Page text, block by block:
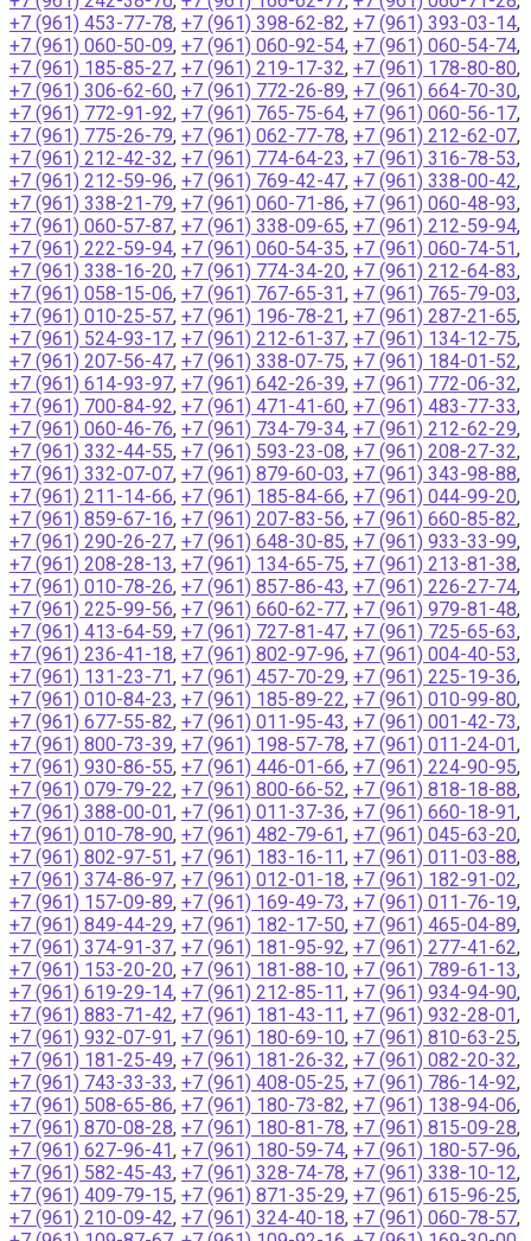
+7 (961) 453-77-78, +7 (961) 398-62-82, +7 (961) 393-03-14,
+7 (961) 060-50-09, +7 (961) 060-92-54, +7 (961) 060-54-74,
+7 (961) 185-85-27, +7 (961) 219-17-32, +7 (961) 178-80-80,
+7 (961) 306-62-60, +7 (961) 772-26-89, +7 (961) 664-70-30,
+7 (961) 772-91-92, +7 (961) 765-75-64, +7 (961) 060-56-17,
+7 (961) 775-26-79, +7 (961) 062-77-78, +7 (961) 212-62-07,
+7 (961) 212-42-32, +7 (961) 774-64-23, +7 (961) 316-78-53,
+7 (961) 212-59-96, +7 (961) 769-42-47, +7 (961) 338-00-42,
+7 (961) 338-21-79, +7 (961) 060-71-86, +7 (961) 060-48-93,
+7 (961) 060-57-87, +7 (961) 338-09-65, +7 (961) 212-59-94,
+7 (961) 222-59-94, +7 (961) 060-54-35, +7 (961) 060-74-51,
+7 (961) 338-16-20, +7 (961) 774-34-20, +7 (961) 212-64-83,
+7 (961) 058-15-06, +7 (961) 767-65-31, +7 (961) 765-79-03,
+7 (961) 010-25-57, +7 (961) 196-78-21, +7 (961) 287-21-65,
+7 (961) 524-93-17, +7 (961) 212-61-37, +7 (961) 134-12-75,
+7 (961) 207-56-47, +7 (961) 338-07-75, +7 (961) 184-01-52,
+7 (961) 614-93-97, +7 (961) 642-26-39, +7 (961) 772-06-32,
+7 (961) 700-84-92, +7 (961) 471-41-60, +7 (961) 483-77-33,
+7 (961) 060-46-76, +7 (961) 734-79-34, +7 (961) 212-62-29,
+7 (961) 332-44-55, +7 (961) 593-23-08, +7 (961) 208-27-32,
+7 (961) 332-07-07, +7 (961) 879-60-03, +7 (961) 343-98-88,
+7 (961) 211-14-66, +7 (961) 185-84-66, +7 (961) 044-99-20,
+7 (961) 859-67-16, +7 (961) 207-83-56, +7 (961) 660-85-82,
+7 (961) 290-26-27, +7 (961) 648-30-85, +7 (961) 933-33-99,
+7 (961) 208-28-13, +7 (961) 134-65-75, +7 (961) 213-81-38,
+7 (961) 010-78-26, +7 (961) 857-86-43, +7 (961) 226-27-74,
+7 (961) 225-99-56, +7 (961) 660-62-77, +7 (961) 979-81-48,
+7 (961) 413-64-59, +7 (961) 727-81-47, +7 (961) 725-65-63,
+7 (961) 236-41-18, +7 (961) 802-97-96, +7 (961) 004-40-53,
+7 (961) 131-23-71, +7 (961) 457-70-29, +7 (961) 225-19-36,
+7 (961) 010-84-23, +7 (961) 185-89-22, +7 (961) 010-99-80,
+7 (961) 677-55-82, +7 (961) 011-95-43, +7 (961) 001-42-73,
+7 (961) 800-73-39, +7 (961) 198-57-78, +7 (961) 011-24-01,
+7 (961) 930-86-55, +7 (961) 446-01-66, +7 (961) 224-90-95,
+7 (961) 079-79-22, +7 (961) 800-66-52, +7 (961) 818-18-88,
+7 (961) 388-00-01, +7 (961) 011-37-36, +7 (961) 660-18-91,
+7 (961) 010-78-90, +7 (961) 482-79-61, +7 (961) 045-63-20,
+7 (961) 802-97-51, +7 (961) 183-16-11, +7 (961) 011-03-88,
+7 (961) 374-86-97, +7 (961) 012-01-18, +7 (961) 182-91-02,
+7 (961) 157-09-89, +7 (961) 169-49-73, +7 (961) 011-76-19,
+7 (961) 849-44-29, +7 (961) 182-17-50, +7 (961) 465-04-89,
+7 (961) 374-91-37, +7 (961) 181-95-92, +7 (961) 277-41-62,
+7 (961) 153-20-20, +7 (961) 181-88-10, +7 (961) 789-61-13,
+7 (961) 619-29-14, +7 (961) 212-85-11, +7 (961) 934-94-90,
+7 (961) 883-71-42, +7 (961) 181-43-11, +7 (961) 932-28-01,
+7 (961) 932-07-91, +7 (961) 180-69-10, +7 (961) 810-63-25,
+7 (961) 181-25-49, +7 (961) 181-26-32, +7 (961) 082-20-32,
+7 (961) 743-33-33, +7 (961) 408-05-25, +7 (961) 786-14-92,
+7 (961) 508-65-86, +7 (961) 180-73-82, +7 (961) 138-94-06,
+7 (961) 870-08-28, +7 (961) 180-81-78, +7 (961) 815-09-28,
+7 (961) 627-96-41, +7 (961) 180-59-74, +7 (961) 180-57-96,
+7 (961) 582-45-43, +7 (961) 328-74-78, +7 (961) 338-10-12,
+7 (961) 409-79-15, +7 (961) 871-35-29, +7 (961) 615-96-25,
+7 (961) 210-09-42, +7 (961) 324-40-18, +7 (961) 060-78-57,